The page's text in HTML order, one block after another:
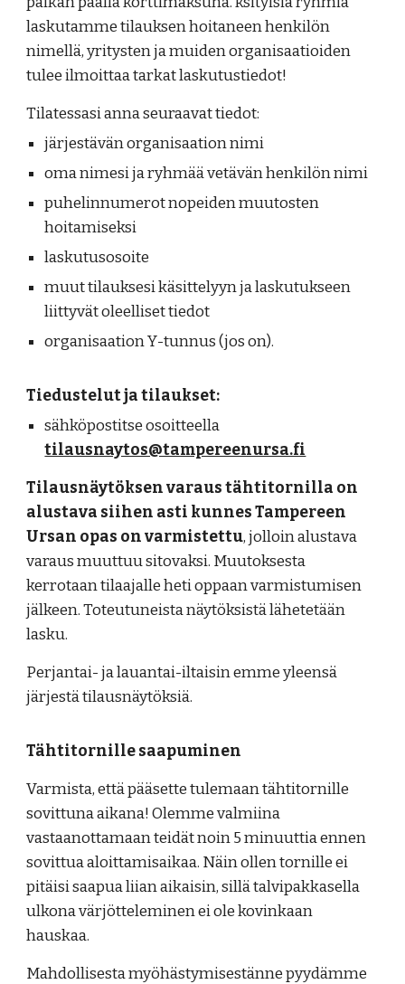
laskutamme tilauksen hoitaneen henkilön
nimellä, yritysten ja muiden organisaatioiden
tulee ilmoittaa tarkat laskutustiedot!
Tilatessasi anna seuraavat tiedot:
järjestävän organisaation nimi
oma nimesi ja ryhmää vetävän henkilön nimi
puhelinnumerot nopeiden muutosten
hoitamiseksi
laskutusosoite
muut tilauksesi käsittelyyn ja laskutukseen
liittyvät oleelliset tiedot
organisaation Y-tunnus (jos on).
Tiedustelut ja tilaukset:
sähköpostitse osoitteella
tilausnaytos@tampereenursa.fi
Tilausnäytöksen varaus tähtitornilla on
alustava siihen asti kunnes Tampereen
Ursan opas on varmistettu, jolloin alustava
varaus muuttuu sitovaksi. Muutoksesta
kerrotaan tilaajalle heti oppaan varmistumisen
jälkeen. Toteutuneista näytöksistä lähetetään
lasku.
Perjantai- ja lauantai-iltaisin emme yleensä
järjestä tilausnäytöksiä.
Tähtitornille saapuminen
Varmista, että pääsette tulemaan tähtitornille
sovittuna aikana! Olemme valmiina
vastaanottamaan teidät noin 5 minuuttia ennen
sovittua aloittamisaikaa. Näin ollen tornille ei
pitäisi saapua liian aikaisin, sillä talvipakkasella
ulkona värjötteleminen ei ole kovinkaan
hauskaa.
Mahdollisesta myöhästymisestänne pyydämme